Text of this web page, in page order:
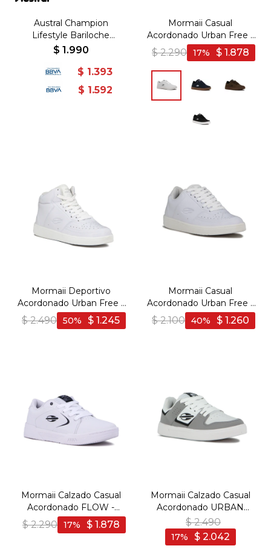
Austral Champion
Lifestyle Bariloche
Hombre - Gris/Marino -
$ 1.990
$ 1.393
$ 1.592
Mormaii Casual
Acordonado Urban Free -
Blanco
$ 2.290 $ 1.878
17
Mormaii Deportivo
Acordonado Urban Free -
Blanco
$ 2.490 $ 1.245
50
Mormaii Casual
Acordonado Urban Free -
Blanco
$ 2.100 $ 1.260
40
Mormaii Calzado Casual
Acordonado FLOW -
Blanco - Blanco
$ 2.290 $ 1.878
17
Mormaii Calzado Casual
Acordonado URBAN
JOACA - Gris Claro-Blanco
- Gris Claro-Blanco
$ 2.490
$ 2.042
17